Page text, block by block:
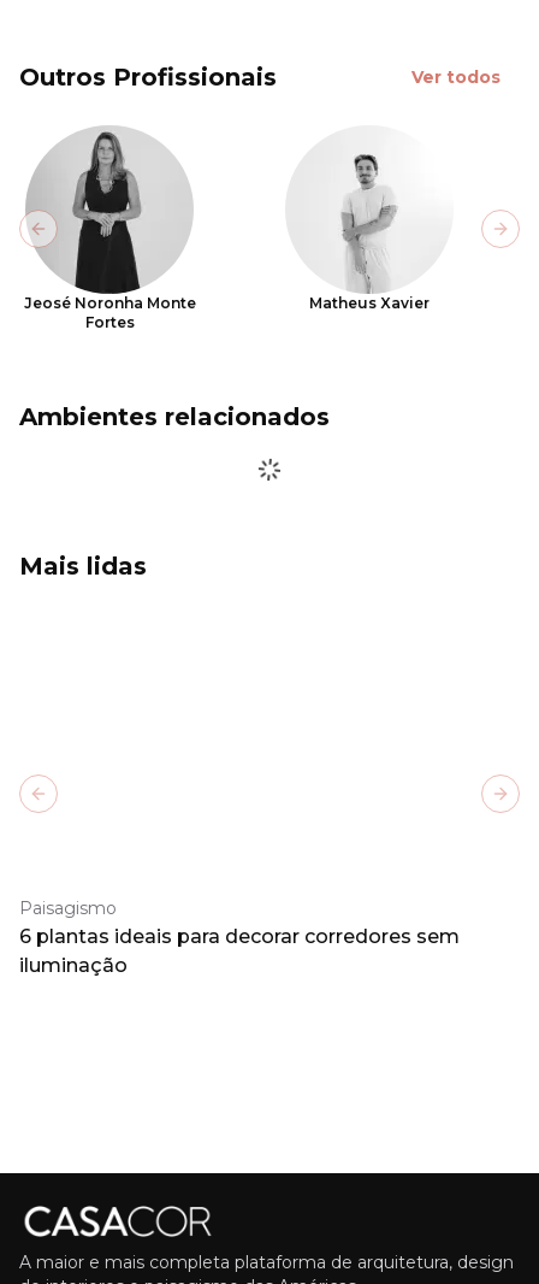
Outros Profissionais Ver todos
Jeosé Noronha Monte
Fortes
Matheus Xavier
Previous slide
Ambientes relacionados
Mais lidas
Paisagismo
6 plantas ideais para decorar corredores sem
iluminação
Previous slide
A maior e mais completa plataforma de arquitetura, design